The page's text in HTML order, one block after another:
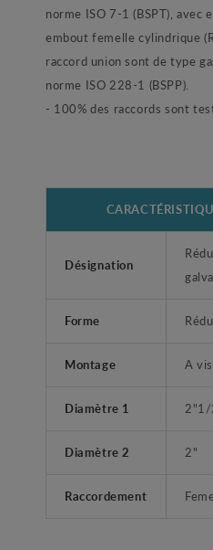
norme ISO 7-1 (BSPT), avec
embout femelle cylindrique
raccord union sont de type
norme ISO 228-1 (BSPP).
- 100% des raccords sont
Désignation
Forme
Montage A
Diamètre 1 2"1/
Diamètre 2 2"
Raccordement